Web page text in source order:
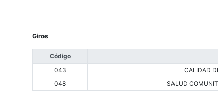
Giros
Código
043
CALIDAD
048
SALUD